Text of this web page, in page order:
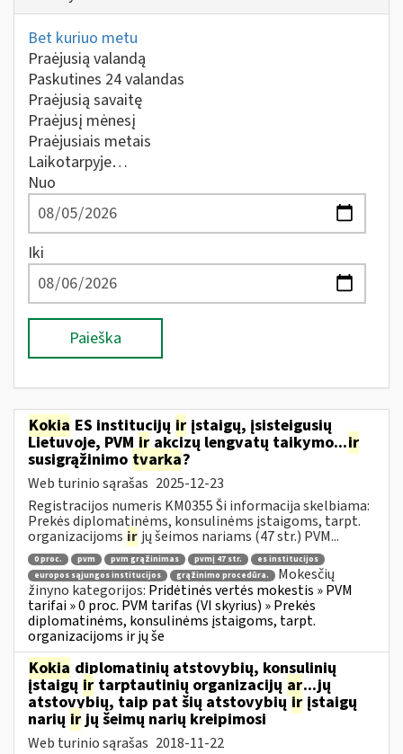
Bet kuriuo metu
Praėjusią valandą
Paskutines 24 valandas
Praėjusią savaitę
Praėjusį mėnesį
Praėjusiais metais
Laikotarpyje…
Nuo
Iki
Paieška
Kokia ES institucijų ir įstaigų, įsisteigusių
Lietuvoje, PVM ir akcizų lengvatų taikymo...ir
susigrąžinimo tvarka?
Web turinio sąrašas 2025-12-23
Registracijos numeris KM0355 Ši informacija skelbiama:
Prekės diplomatinėms, konsulinėms įstaigoms, tarpt.
organizacijoms ir jų šeimos nariams (47 str.) PVM...
0 proc. pvm pvm grąžinimas pvmį 47 str.
es institucijos
europos sąjungos institucijos
grąžinimo procedūra.
Mokesčių
žinyno kategorijos: Pridėtinės vertės mokestis » PVM
tarifai » 0 proc. PVM tarifas (VI skyrius) » Prekės
diplomatinėms, konsulinėms įstaigoms, tarpt.
organizacijoms ir jų še
Kokia diplomatinių atstovybių, konsulinių
įstaigų ir tarptautinių organizacijų ar...jų
atstovybių, taip pat šių atstovybiųir įstaigų
narių irjų šeimų narių kreipimosi
Web turinio sąrašas 2018-11-22